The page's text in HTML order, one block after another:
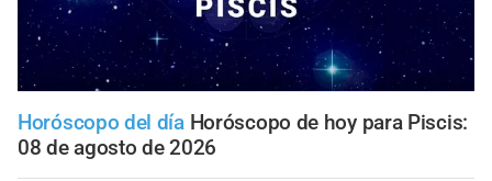
Horóscopo del día Horóscopo de hoy para Piscis:
08 de agosto de 2026